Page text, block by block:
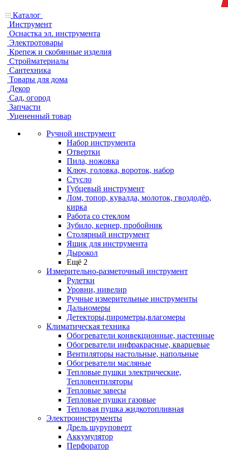
Каталог
Инструмент
Оснастка эл. инструмента
Электротовары
Крепеж и скобянные изделия
Стройматериалы
Сантехника
Товары для дома
Декор
Сад, огород
Запчасти
Уцененный товар
Ручной инструмент
Набор инструмента
Отвертки
Пила, ножовка
Ключ, головка, вороток, набор
Стусло
Губцевый инструмент
Лом, топор, кувалда, молоток, гвоздодёр,
кирка
Работа со стеклом
Зубило, кернер, пробойник
Столярный инструмент
Ящик для инструмента
Дырокол
Ещё 2
Измерительно-разметочный инструмент
Рулетки
Уровни, нивелир
Ручные измерительные инструменты
Дальномеры
Детекторы,пирометры,влагомеры
Климатическая техника
Обогреватели конвекционные, настенные
Обогреватели инфракрасные, кварцевые
Вентиляторы настольные, напольные
Обогреватели масляные
Тепловые пушки электрические,
Тепловентиляторы
Тепловые завесы
Тепловые пушки газовые
Тепловая пушка жидкотопливная
Электроинструменты
Дрель шуруповерт
Аккумулятор
Перфоратор